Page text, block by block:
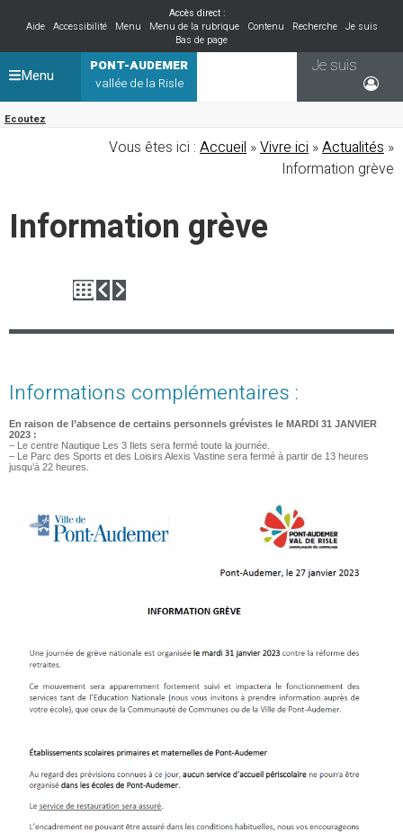
Accès direct :
Aide
Accessibilité Menu Menu de la rubrique Contenu Recherche
Je suis
Bas de page
PONT-AUDEMER
vallée de la Risle
Ecoutez
Je suis
Menu
Vous êtes ici : Accueil »Vivre ici »Actualités »
Information grève
Information grève
Informations complémentaires :
En raison de l’absence de certains personnels grévistes le MARDI 31 JANVIER
2023 :
– Le centre Nautique Les 3 Ilets sera fermé toute la journée.
– Le Parc des Sports et des Loisirs Alexis Vastine sera fermé à partir de 13 heures
jusqu’à 22 heures.